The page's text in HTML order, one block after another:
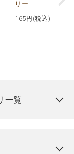
リー
165 円(税込)
一覧